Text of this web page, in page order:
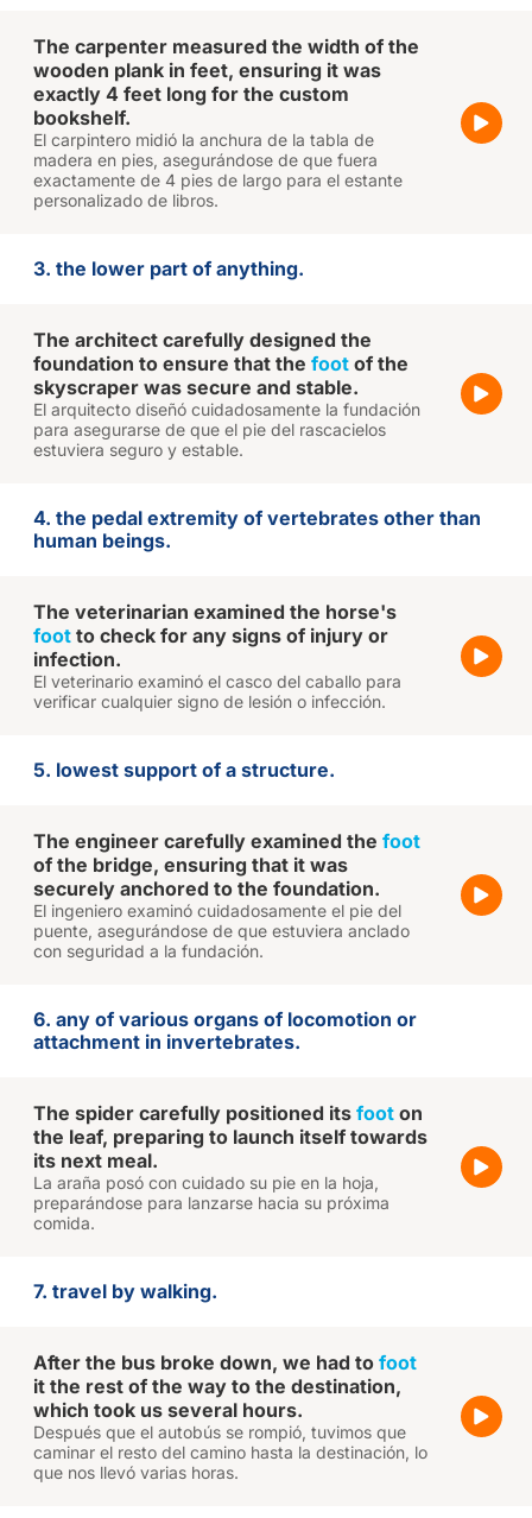
The carpenter measured the width of the
wooden plank in feet, ensuring it was
exactly 4 feet long for the custom
bookshelf.
El carpintero midió la anchura de la tabla de
madera en pies, asegurándose de que fuera
exactamente de 4 pies de largo para el estante
personalizado de libros.
3. the lower part of anything.
The architect carefully designed the
foundation to ensure that the foot of the
skyscraper was secure and stable.
El arquitecto diseñó cuidadosamente la fundación
para asegurarse de que el pie del rascacielos
estuviera seguro y estable.
4. the pedal extremity of vertebrates other than
human beings.
The veterinarian examined the horse's
foot to check for any signs of injury or
infection.
El veterinario examinó el casco del caballo para
verificar cualquier signo de lesión o infección.
5. lowest support of a structure.
The engineer carefully examined the foot
of the bridge, ensuring that it was
securely anchored to the foundation.
El ingeniero examinó cuidadosamente el pie del
puente, asegurándose de que estuviera anclado
con seguridad a la fundación.
6. any of various organs of locomotion or
attachment in invertebrates.
The spider carefully positioned its foot on
the leaf, preparing to launch itself towards
its next meal.
La araña posó con cuidado su pie en la hoja,
preparándose para lanzarse hacia su próxima
comida.
7. travel by walking.
After the bus broke down, we had to foot
it the rest of the way to the destination,
which took us several hours.
Después que el autobús se rompió, tuvimos que
caminar el resto del camino hasta la destinación, lo
que nos llevó varias horas.